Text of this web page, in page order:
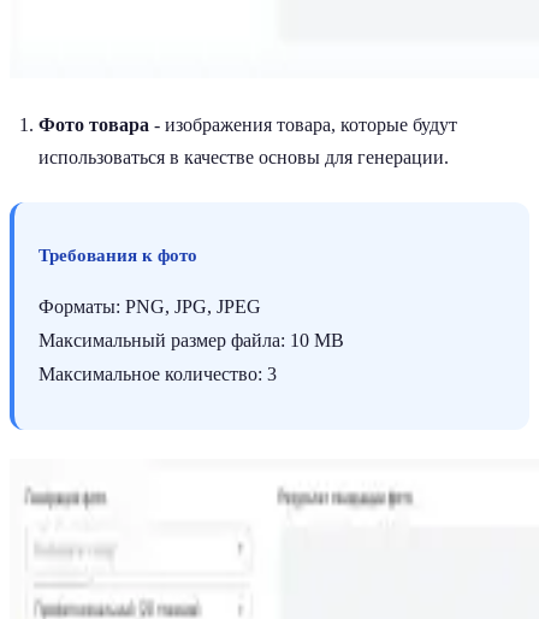
Фото товара - изображения товара, которые будут
использоваться в качестве основы для генерации.
Требования к фото
Форматы: PNG, JPG, JPEG
Максимальный размер файла: 10 MB
Максимальное количество: 3